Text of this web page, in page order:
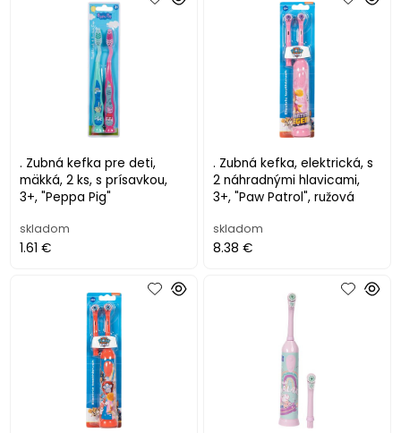
. Zubná kefka pre deti,
mäkká, 2 ks, s prísavkou,
3+, "Peppa Pig"
skladom
1.61 €
. Zubná kefka, elektrická, s
2 náhradnými hlavicami,
3+, "Paw Patrol", ružová
skladom
8.38 €